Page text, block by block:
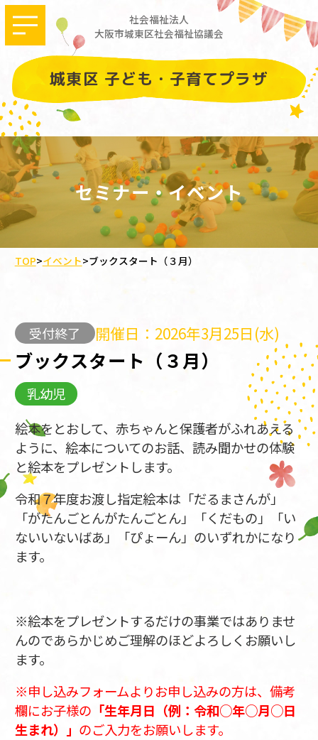
社会福祉法人
大阪市城東区社会福祉協議会
城東区 子ども・子育てプラザ
セミナー・イベント
TOP>イベント>ブックスタート（３月）
受付終了 開催日：2026年3月25日(水)
ブックスタート（３月）
乳幼児
絵本をとおして、赤ちゃんと保護者がふれあえる
ように、絵本についてのお話、読み聞かせの体験
と絵本をプレゼントします。
令和７年度お渡し指定絵本は「だるまさんが」
「がたんごとんがたんごとん」「くだもの」「い
ないいないばあ」「ぴょーん」のいずれかになり
ます。
※絵本をプレゼントするだけの事業ではありませ
んのであらかじめご理解のほどよろしくお願いし
ます。
※申し込みフォームよりお申し込みの方は、備考
欄にお子様の 「生年月日（例：令和○年○月○日
生まれ）」 のご入力をお願いします。